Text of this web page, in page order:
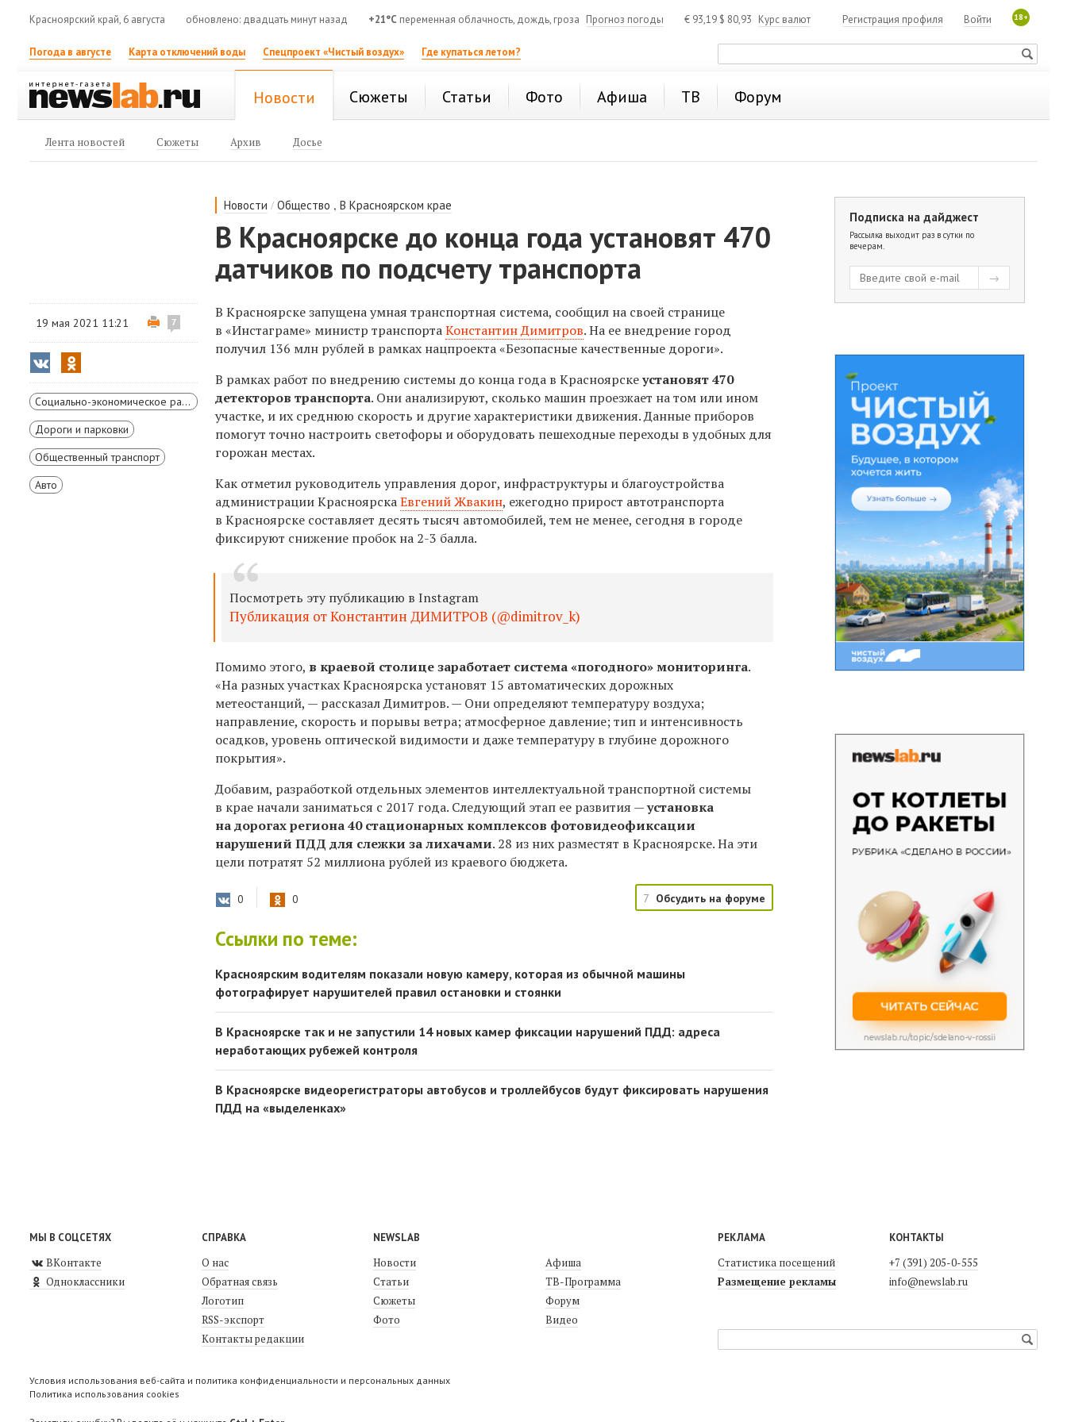
Красноярский край, 6 августа обновлено: двадцать минут назад +21°C переменная облачность, дождь, гроза Прогноз погоды € 93,19 $ 80,93 Курс валют 18+
Войти
Регистрация профиля
Погода в августе Карта отключений воды Спецпроект «Чистый воздух» Где купаться летом?
Новости Сюжеты Статьи Фото Афиша ТВ Форум
Лента новостей Сюжеты Архив Досье
Новости /Общество ,В Красноярском крае
В Красноярске до конца года установят 470
датчиков по подсчету транспорта
19 мая 2021 11:21 7
Социально-экономическое развитие Красноярского края
Дороги и парковки
Общественный транспорт
Авто
В Красноярске запущена умная транспортная система, сообщил на своей странице
в «Инстаграме» министр транспортаКонстантин Димитров. На ее внедрение город
получил 136 млн рублей в рамках нацпроекта «Безопасные качественные дороги».
В рамках работ по внедрению системы до конца года в Красноярскеустановят 470
детекторов транспорта. Они анализируют, сколько машин проезжает на том или ином
участке, и их среднюю скорость и другие характеристики движения. Данные приборов
помогут точно настроить светофоры и оборудовать пешеходные переходы в удобных для
горожан местах.
Как отметил руководитель управления дорог, инфраструктуры и благоустройства
администрации КрасноярскаЕвгений Жвакин, ежегодно прирост автотранспорта
в Красноярске составляет десять тысяч автомобилей, тем не менее, сегодня в городе
фиксируют снижение пробок на 2-3 балла.
Посмотреть эту публикацию в Instagram
Публикация от Константин ДИМИТРОВ (@dimitrov_k)
Помимо этого, в краевой столицезаработает система «погодного» мониторинга.
«На разных участках Красноярска установят 15 автоматических дорожных
метеостанций, — рассказал Димитров. — Они определяют температуру воздуха;
направление, скорость и порывы ветра; атмосферное давление; тип и интенсивность
осадков, уровень оптической видимости и даже температуру в глубине дорожного
покрытия».
Добавим, разработкой отдельных элементов интеллектуальной транспортной системы
в крае начали заниматься с 2017 года. Следующий этап ее развития —установка
на дорогах региона 40 стационарных комплексов фотовидеофиксации
нарушений ПДД для слежки за лихачами. 28 из них разместят в Красноярске. На эти
цели потратят 52 миллиона рублей из краевого бюджета.
0 0 7 Обсудить на форуме
Ссылки по теме:
Красноярским водителям показали новую камеру, которая из обычной машины
фотографирует нарушителей правил остановки и стоянки
В Красноярске так и не запустили 14 новых камер фиксации нарушений ПДД: адреса
неработающих рубежей контроля
В Красноярске видеорегистраторы автобусов и троллейбусов будут фиксировать нарушения
ПДД на «выделенках»
Подписка на дайджест
Рассылка выходит раз в сутки по
вечерам.
МЫ В СОЦСЕТЯХ
ВКонтакте
Одноклассники
СПРАВКА
О нас
Обратная связь
Логотип
RSS-экспорт
Контакты редакции
NEWSLAB
Новости
Статьи
Сюжеты
Фото
Афиша
ТВ-Программа
Форум
Видео
РЕКЛАМА
Статистика посещений
Размещение рекламы
КОНТАКТЫ
+7 (391) 205-0-555
info@newslab.ru
Условия использования веб-сайта и политика конфиденциальности и персональных данных
Политика использования cookies